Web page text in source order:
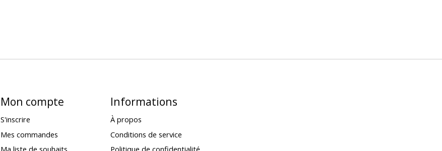
Mon compte
S'inscrire
Mes commandes
Ma liste de souhaits
Informations
À propos
Conditions de service
Politique de confidentialité